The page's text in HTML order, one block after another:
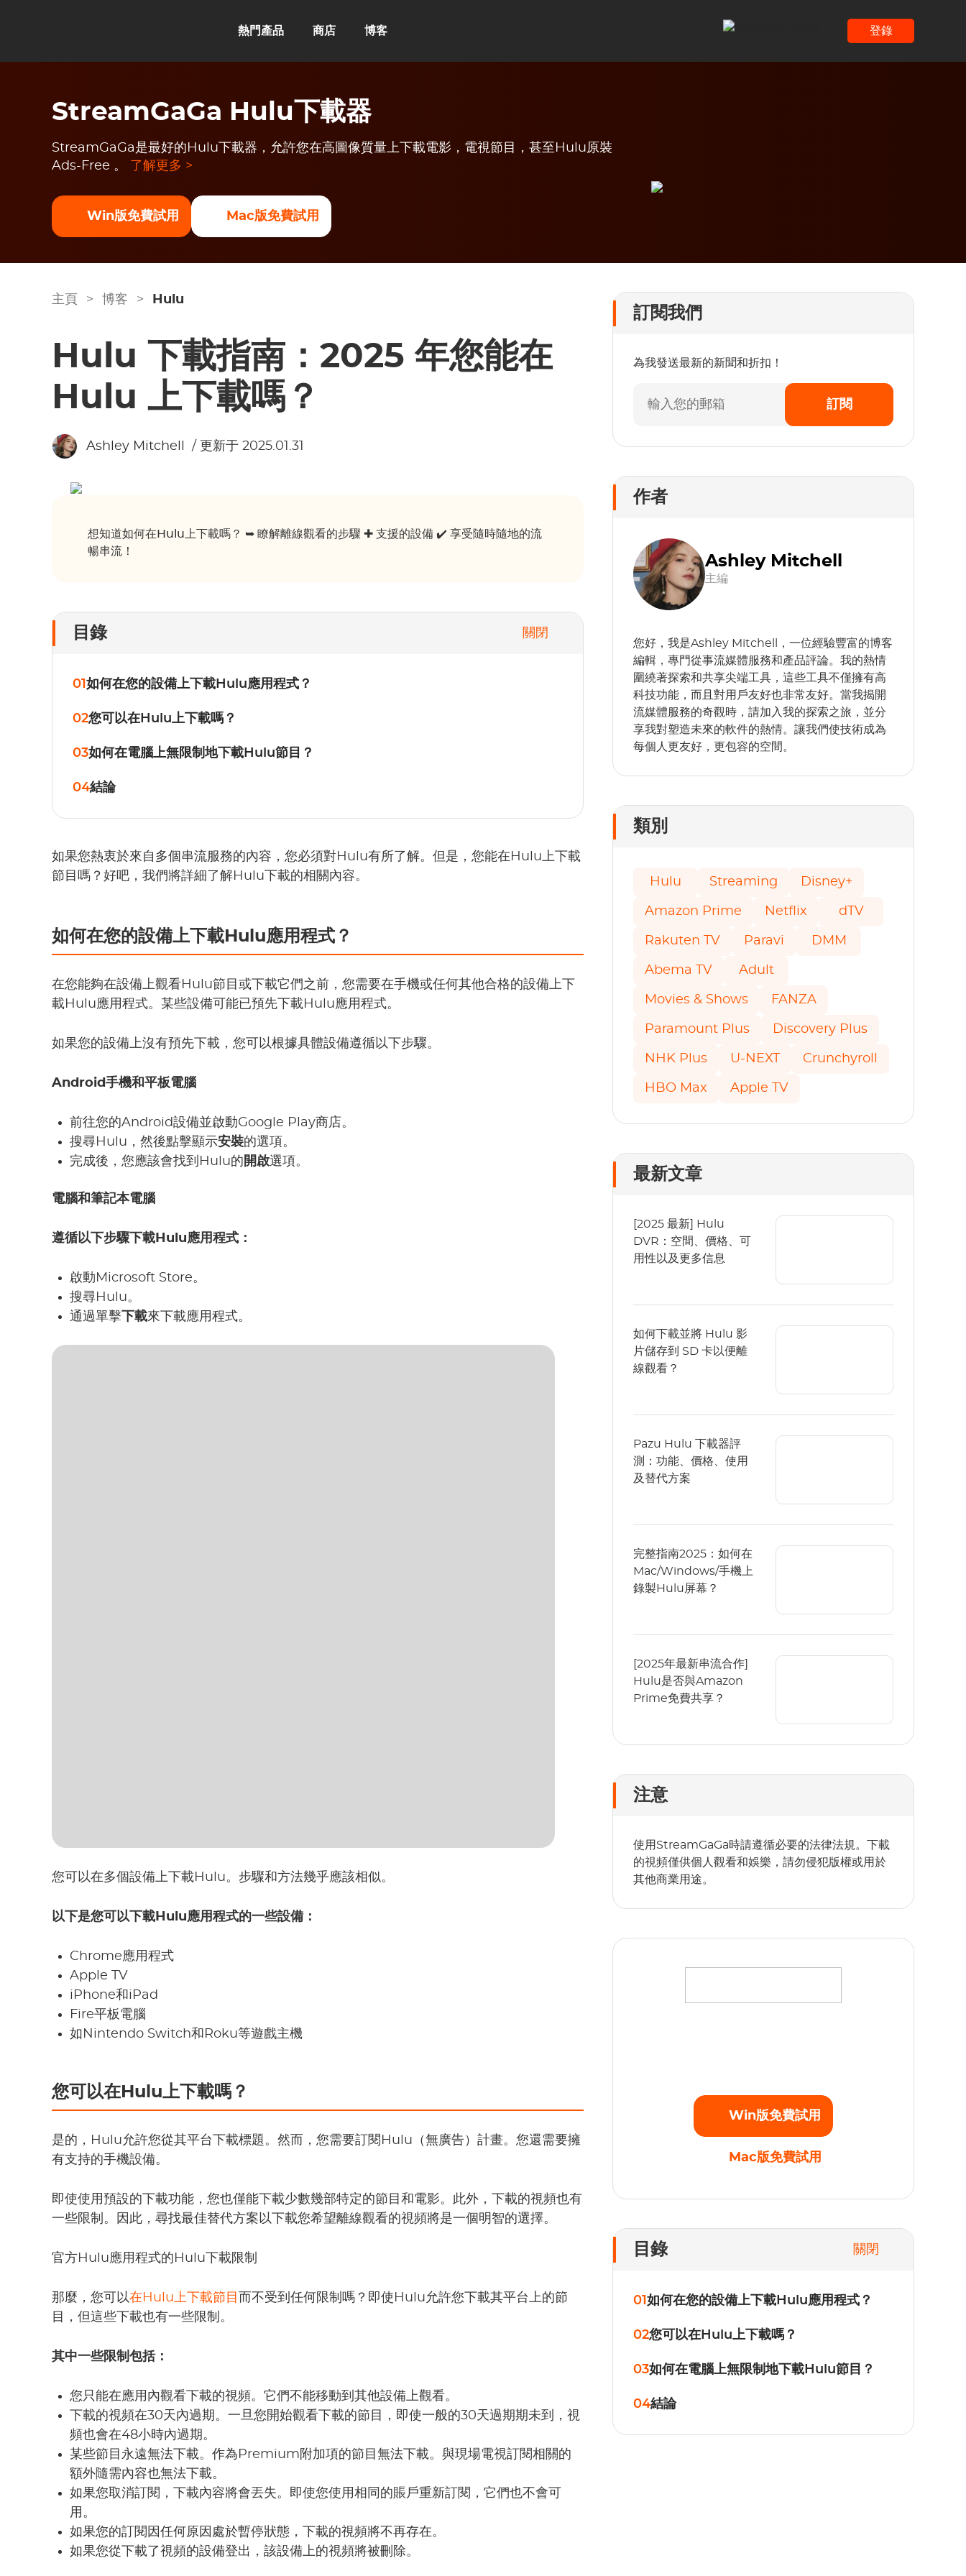
熱門產品 商店 博客 登錄
StreamGaGa Hulu下載器
StreamGaGa是最好的Hulu下載器，允許您在高圖像質量上下載電影，電視節目，甚至Hulu原裝
Ads-Free 。
了解更多 >
Win版免費試用 Mac版免費試用
主頁 > 博客 > Hulu
Hulu 下載指南：2025 年您能在
Hulu 上下載嗎？
Ashley Mitchell / 更新于 2025.01.31
想知道如何在Hulu上下載嗎？ ➥ 瞭解離線觀看的步驟 ✚ 支援的設備 ✔️ 享受隨時隨地的流
暢串流！
目錄 關閉
01 如何在您的設備上下載Hulu應用程式？
02您可以在Hulu上下載嗎？
03如何在電腦上無限制地下載Hulu節目？
04結論
如果您熱衷於來自多個串流服務的內容，您必須對Hulu有所了解。但是，您能在Hulu上下載
節目嗎？好吧，我們將詳細了解Hulu下載的相關內容。
如何在您的設備上下載Hulu應用程式？
在您能夠在設備上觀看Hulu節目或下載它們之前，您需要在手機或任何其他合格的設備上下
載Hulu應用程式。某些設備可能已預先下載Hulu應用程式。
如果您的設備上沒有預先下載，您可以根據具體設備遵循以下步驟。
Android手機和平板電腦
前往您的Android設備並啟動Google Play商店。
搜尋Hulu，然後點擊顯示安裝的選項。
完成後，您應該會找到Hulu的 開啟選項。
電腦和筆記本電腦
遵循以下步驟下載Hulu應用程式：
啟動Microsoft Store。
搜尋Hulu。
通過單擊 下載來下載應用程式。
您可以在多個設備上下載Hulu。步驟和方法幾乎應該相似。
以下是您可以下載Hulu應用程式的一些設備：
Chrome應用程式
Apple TV
iPhone和iPad
Fire平板電腦
如Nintendo Switch和Roku等遊戲主機
您可以在Hulu上下載嗎？
是的，Hulu允許您從其平台下載標題。然而，您需要訂閱Hulu（無廣告）計畫。您還需要擁
有支持的手機設備。
即使使用預設的下載功能，您也僅能下載少數幾部特定的節目和電影。此外，下載的視頻也有
一些限制。因此，尋找最佳替代方案以下載您希望離線觀看的視頻將是一個明智的選擇。
官方Hulu應用程式的Hulu下載限制
那麼，您可以在Hulu上下載節目 而不受到任何限制嗎？即使Hulu允許您下載其平台上的節
目，但這些下載也有一些限制。
其中一些限制包括：
您只能在應用內觀看下載的視頻。它們不能移動到其他設備上觀看。
下載的視頻在30天內過期。一旦您開始觀看下載的節目，即使一般的30天過期期未到，視
頻也會在48小時內過期。
某些節目永遠無法下載。作為Premium附加項的節目無法下載。與現場電視訂閱相關的
額外隨需內容也無法下載。
如果您取消訂閱，下載內容將會丟失。即使您使用相同的賬戶重新訂閱，它們也不會可
用。
如果您的訂閱因任何原因處於暫停狀態，下載的視頻將不再存在。
如果您從下載了視頻的設備登出，該設備上的視頻將被刪除。
訂閱我們
為我發送最新的新聞和折扣！
訂閱
作者
Ashley Mitchell
主編
您好，我是Ashley Mitchell，一位經驗豐富的博客
編輯，專門從事流媒體服務和產品評論。我的熱情
圍繞著探索和共享尖端工具，這些工具不僅擁有高
科技功能，而且對用戶友好也非常友好。當我揭開
流媒體服務的奇觀時，請加入我的探索之旅，並分
享我對塑造未來的軟件的熱情。讓我們使技術成為
每個人更友好，更包容的空間。
類別
Hulu Streaming Disney+
Amazon Prime Netflix dTV
Rakuten TV Paravi DMM
Abema TV Adult
Movies & Shows FANZA
Paramount Plus Discovery Plus
NHK Plus U-NEXT Crunchyroll
HBO Max Apple TV
最新文章
[2025 最新] Hulu
DVR：空間、價格、可
用性以及更多信息
如何下載並將 Hulu 影
片儲存到 SD 卡以便離
線觀看？
Pazu Hulu 下載器評
測：功能、價格、使用
及替代方案
完整指南2025：如何在
Mac/Windows/手機上
錄製Hulu屏幕？
[2025年最新串流合作]
Hulu是否與Amazon
Prime免費共享？
注意
使用StreamGaGa時請遵循必要的法律法規。下載
的視頻僅供個人觀看和娛樂，請勿侵犯版權或用於
其他商業用途。
Win版免費試用
Mac版免費試用
目錄 關閉
01 如何在您的設備上下載Hulu應用程式？
02您可以在Hulu上下載嗎？
03如何在電腦上無限制地下載Hulu節目？
04結論